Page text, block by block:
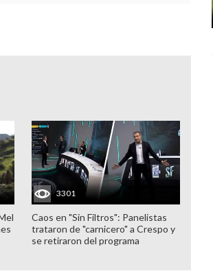
3301
Caos en "Sin Filtros": Panelistas
trataron de "carnicero" a Crespo y
se retiraron del programa